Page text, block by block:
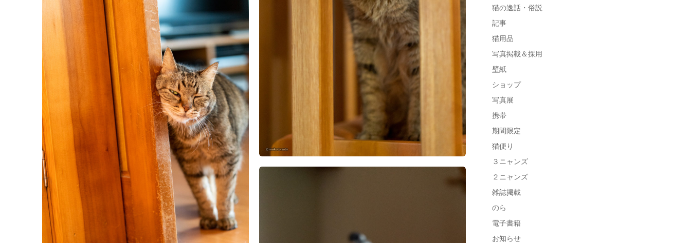
猫の逸話・俗説
記事
猫用品
写真掲載＆採用
壁紙
ショップ
写真展
携帯
期間限定
猫便り
３ニャンズ
２ニャンズ
雑誌掲載
のら
電子書籍
お知らせ